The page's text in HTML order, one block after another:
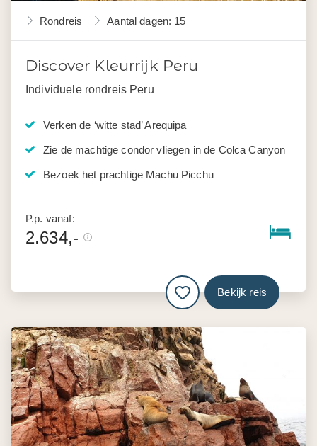
Rondreis Aantal dagen: 15
Discover Kleurrijk Peru
Individuele rondreis Peru
Verken de ‘witte stad’ Arequipa
Zie de machtige condor vliegen in de Colca Canyon
Bezoek het prachtige Machu Picchu
P.p. vanaf:
2.634,-
Bekijk reis